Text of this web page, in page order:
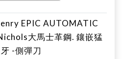
EPIC AUTOMATIC
大馬士革鋼. 鑲嵌猛
-側彈刀